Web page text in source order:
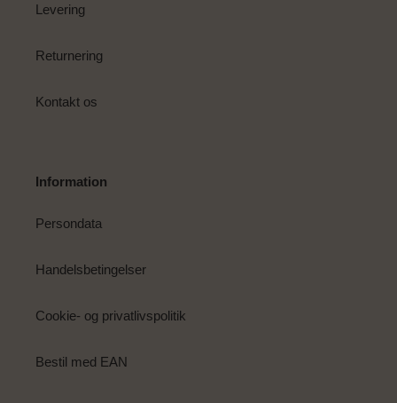
Levering
Returnering
Kontakt os
Information
Persondata
Handelsbetingelser
Cookie- og privatlivspolitik
Bestil med EAN